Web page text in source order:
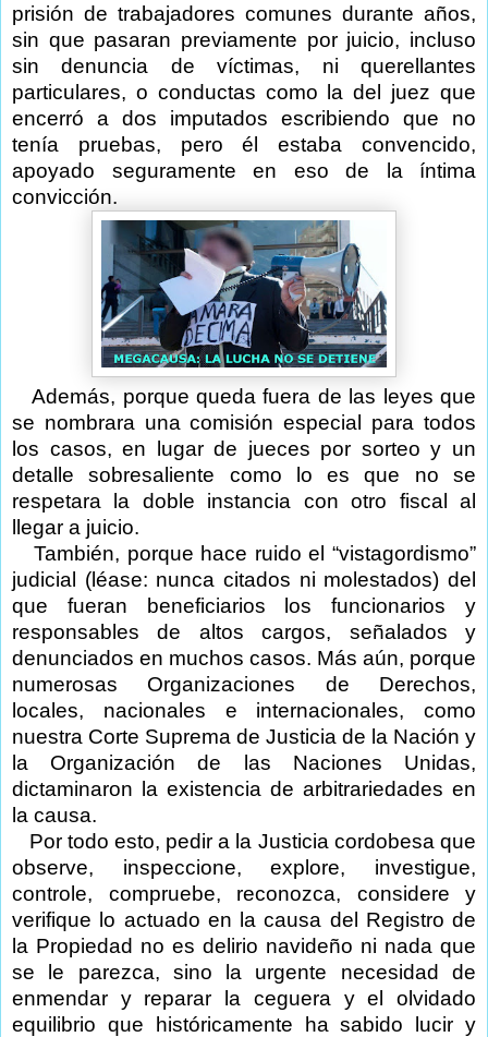
prisión de trabajadores comunes durante años,
sin que pasaran previamente por juicio, incluso
sin denuncia de víctimas, ni querellantes
particulares, o conductas como la del juez que
encerró a dos imputados escribiendo que no
tenía pruebas, pero él estaba convencido,
apoyado seguramente en eso de la íntima
convicción.
Además, porque queda fuera de las leyes que
se nombrara una comisión especial para todos
los casos, en lugar de jueces por sorteo y un
detalle sobresaliente como lo es que no se
respetara la doble instancia con otro fiscal al
llegar a juicio.
También, porque hace ruido el “vistagordismo”
judicial (léase: nunca citados ni molestados) del
que fueran beneficiarios los funcionarios y
responsables de altos cargos, señalados y
denunciados en muchos casos. Más aún, porque
numerosas Organizaciones de Derechos,
locales, nacionales e internacionales, como
nuestra Corte Suprema de Justicia de la Nación y
la Organización de las Naciones Unidas,
dictaminaron la existencia de arbitrariedades en
la causa.
Por todo esto, pedir a la Justicia cordobesa que
observe, inspeccione, explore, investigue,
controle, compruebe, reconozca, considere y
verifique lo actuado en la causa del Registro de
la Propiedad no es delirio navideño ni nada que
se le parezca, sino la urgente necesidad de
enmendar y reparar la ceguera y el olvidado
equilibrio que históricamente ha sabido lucir y